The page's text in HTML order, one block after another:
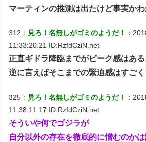
マーティンの推測は出たけど事実かわ
312： 見ろ！名無しがゴミのようだ！
：
11:33:20.21 ID:RzfdCziN.net
正直ギドラ降臨までがピーク感はある
逆に言えばそこまでの緊迫感はすごく
325： 見ろ！名無しがゴミのようだ！
：
11:38:11.17 ID:RzfdCziN.net
そういや何でゴジラが
自分以外の存在を徹底的に憎むのか